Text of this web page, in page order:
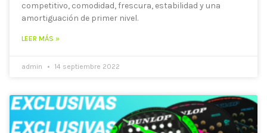
competitivo, comodidad, frescura, estabilidad y una
amortiguación de primer nivel.
LEER MÁS »
admin 14 septiembre 2022